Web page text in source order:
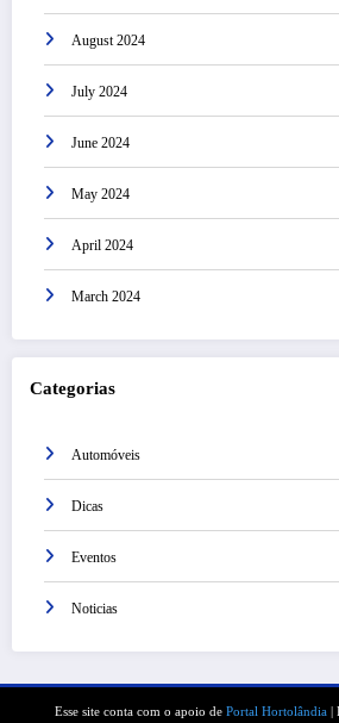
August 2024
July 2024
June 2024
May 2024
April 2024
March 2024
Categorias
Automóveis
Dicas
Eventos
Noticias
Esse site conta com o apoio de Portal Hortolândia|